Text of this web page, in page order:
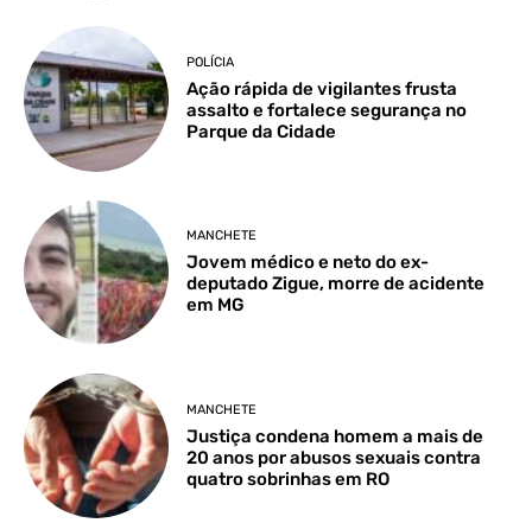
POLÍCIA
Ação rápida de vigilantes frusta
assalto e fortalece segurança no
Parque da Cidade
MANCHETE
Jovem médico e neto do ex-
deputado Zigue, morre de acidente
em MG
MANCHETE
Justiça condena homem a mais de
20 anos por abusos sexuais contra
quatro sobrinhas em RO